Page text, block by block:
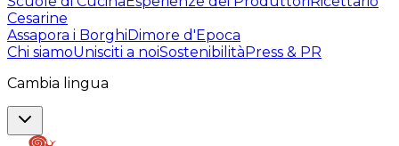
Cesarine
Assapora i BorghiDimore d'Epoca
Chi siamoUnisciti a noiSostenibilitàPress & PR
Cambia lingua